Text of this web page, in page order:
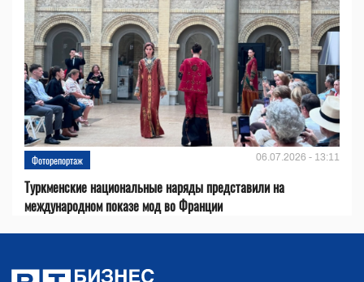
Фоторепортаж 06.07.2026 - 13:11
Туркменские национальные наряды представили на
международном показе мод во Франции